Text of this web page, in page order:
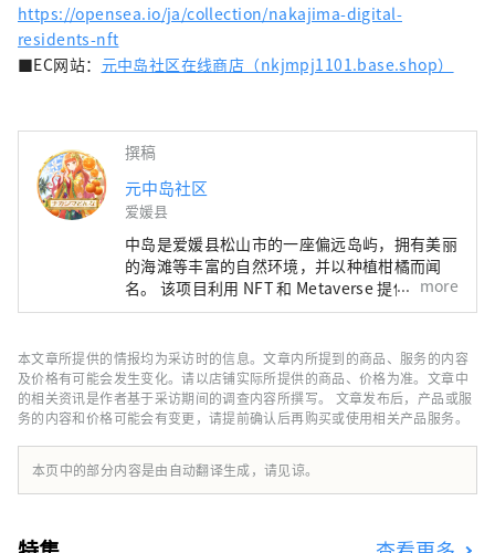
https://opensea.io/ja/collection/nakajima-digital-
residents-nft
■EC网站： 元中岛社区在线商店（nkjmpj1101.base.shop）
撰稿
元中岛社区
爱媛县
中岛是爱媛县松山市的一座偏远岛屿，拥有美丽
的海滩等丰富的自然环境，并以种植柑橘而闻
名。 该项目利用 NFT 和 Metaverse 提供中岛居
民的体验。 这次，我们将向当地活动参与者和
🍊。 我们将继续提供浓缩中岛魅力的机会，例
如使用当地采摘的柑橘进行芳香蒸馏体验，以及
使用自己蒸馏的蒸馏水进行桑拿Louryu体验。
让我们作为元中岛的居民，线上线下一起努力
吧！ 元中岛社区：
https://discord.com/invite/bgUrmXGm6d 官
more
本文章所提供的情报均为采访时的信息。文章内所提到的商品、服务的内容
及价格有可能会发生变化。请以店铺实际所提供的商品、价格为准。文章中
的相关资讯是作者基于采访期间的调查内容所撰写。 文章发布后，产品或服
务的内容和价格可能会有变更，请提前确认后再购买或使用相关产品服务。
本页中的部分内容是由自动翻译生成，请见谅。